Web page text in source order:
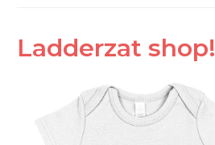
Ladderzat shop!